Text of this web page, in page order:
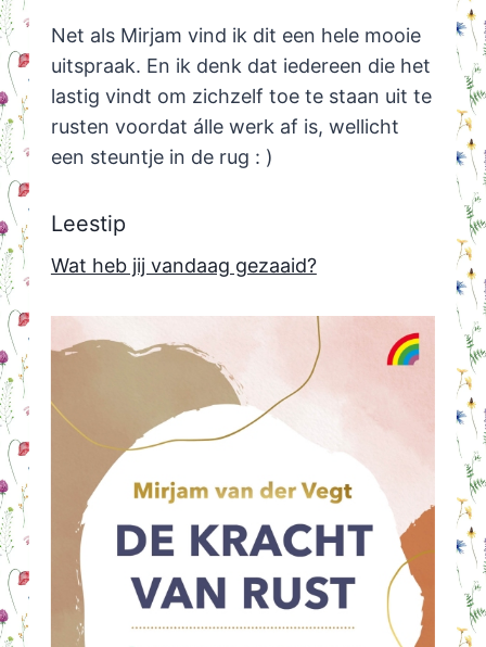
Net als Mirjam vind ik dit een hele mooie
uitspraak. En ik denk dat iedereen die het
lastig vindt om zichzelf toe te staan uit te
rusten voordat álle werk af is, wellicht
een steuntje in de rug : )
Leestip
Wat heb jij vandaag gezaaid?